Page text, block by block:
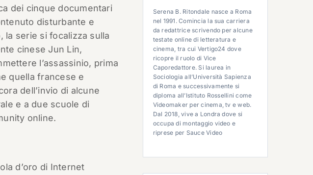
dei cinque documentari
disturbante e
la serie si focalizza sulla
cinese Jun Lin,
l’assassinio, prima
quella francese e
dell’invio di alcune
e a due scuole di
online.
d’oro di Internet
Serena B. Ritondale nasce a Roma
nel 1991. Comincia la sua carriera
da redattrice scrivendo per alcune
testate online di letteratura e
cinema, tra cui Vertigo24 dove
ricopre il ruolo di Vice
Caporedattore. Si laurea in
Sociologia all’Università Sapienza
di Roma e successivamente si
diploma all’Istituto Rossellini come
Videomaker per cinema, tv e web.
Dal 2018, vive a Londra dove si
occupa di montaggio video e
riprese per Sauce Video